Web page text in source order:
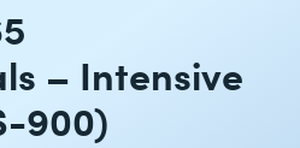
– Intensive
900)